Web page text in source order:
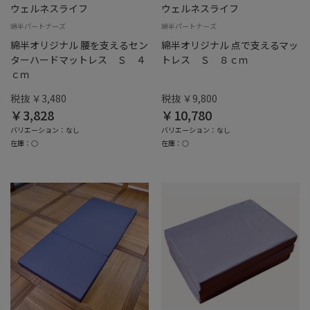
ウェルネスライフ
綿半パートナーズ
綿半オリジナル 腰を支えるセン
ターハードマットレス Ｓ ４
ｃｍ
税抜 ￥3,480
￥3,828
バリエーション：なし
在庫：○
ウェルネスライフ
綿半パートナーズ
綿半オリジナル 点で支えるマッ
トレス Ｓ ８ｃｍ
税抜 ￥9,800
￥10,780
バリエーション：なし
在庫：○